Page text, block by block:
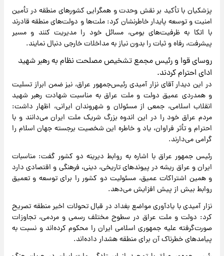
پزشکیان با تأکید بر نقش وحدت و همگرایی کشورهای منطقه در تأمین
امنیت و توسعه پایدار خاطرنشان کرد: ملت‌ها و دولت‌های منطقه قادرند
با اتکا به ظرفیت‌های بومی، مسائل خود را مدیریت کنند و مسیر
پیشرفت، رفاه و ثبات را بدون نیاز به مداخلات خارجی دنبال نمایند.
روسای قوا و رئیس مجمع تشخیص مصلحت نظام به رهبر شهید
ادای احترام کردند.
در این دیدار آقای نزار آمیدی رئیس‌جمهور عراق، نیز ضمن ابراز تسلیت
و همدردی عمیق دولت و ملت عراق به مناسبت شهادت رهبر شهید
انقلاب اسلامی، جمعی از مسئولان و شهروندان ایرانی، اظهار داشت:
مردم عراق خود را در این اندوه بزرگ شریک ملت ایران می‌دانند و با
احترام و تأثر فراوان، یاد و خاطره این شخصیت برجسته جهان اسلام را
گرامی می‌دارند.
رئیس جمهور عراق با اشاره به روابط دیرینه دو کشور گفت: مناسبات
ایران و عراق ریشه در پیوندهای تاریخی، دینی، فرهنگی و اقتصادی دارد
و همین اشتراکات عمیق، مسئولیت دو کشور را برای توسعه و تعمیق
روابط بیش از پیش افزایش می‌دهد.
نزار آمیدی با یادآوری مواضع بغداد در قبال تحولات اخیر منطقه تصریح
کرد: دولت و ملت عراق در سطوح مختلف رسمی و مردمی، تجاوزات
صورت‌گرفته علیه جمهوری اسلامی ایران را محکوم کرده‌اند و نسبت به
پیامدهای خطرناک آن برای منطقه هشدار داده‌اند.